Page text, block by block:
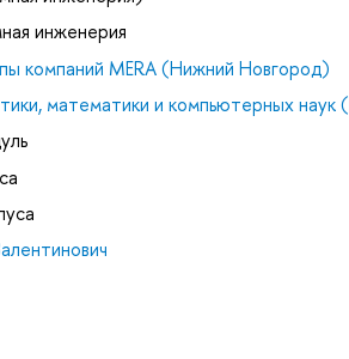
инженерия
компаний MERA (Нижний Новгород)
математики и компьютерных